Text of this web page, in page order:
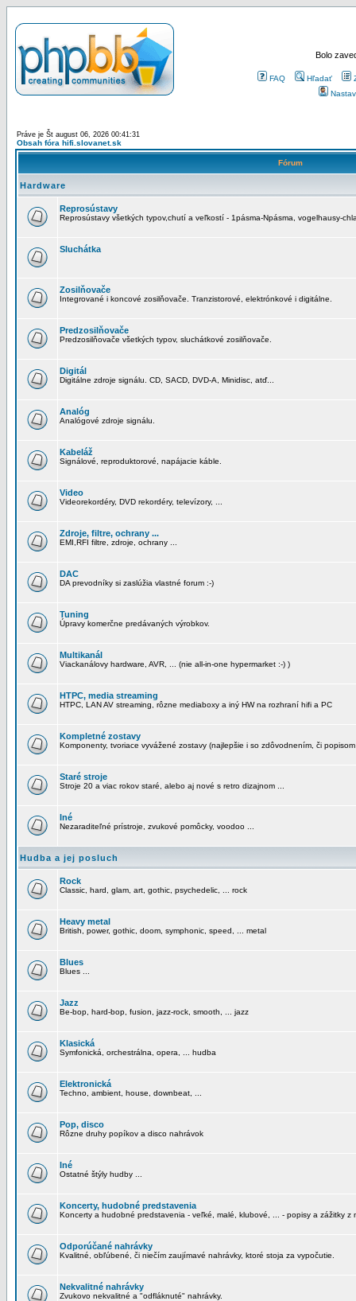
Bolo
FAQ Hľadať
Práve je Št august 06, 2026 00:41:31
Obsah fóra hifi.slovanet.sk
Fórum
Hardware
Reprosústavy
Reprosústavy všetkých typov,chutí a veľkostí - 1pásma-Npásma, vogelhausy-
Sluchátka
Zosilňovače
Integrované i koncové zosilňovače. Tranzistorové, elektrónkové i digitálne.
Predzosilňovače
Predzosilňovače všetkých typov, sluchátkové zosilňovače.
Digitál
Digitálne zdroje signálu. CD, SACD, DVD-A, Minidisc, atď...
Analóg
Analógové zdroje signálu.
Kabeláž
Signálové, reproduktorové, napájacie káble.
Video
Videorekordéry, DVD rekordéry, televízory, ...
Zdroje, filtre, ochrany ...
EMI,RFI filtre, zdroje, ochrany ...
DAC
DA prevodníky si zaslúžia vlastné forum :-)
Tuning
Úpravy komerčne predávaných výrobkov.
Multikanál
Viackanálovy hardware, AVR, ... (nie all-in-one hypermarket :-) )
HTPC, media streaming
HTPC, LAN AV streaming, rôzne mediaboxy a iný HW na rozhraní hifi a PC
Kompletné zostavy
Komponenty, tvoriace vyvážené zostavy (najlepšie i so zdôvodnením, či
Staré stroje
Stroje 20 a viac rokov staré, alebo aj nové s retro dizajnom ...
Iné
Nezaraditeľné prístroje, zvukové pomôcky, voodoo ...
Hudba a jej posluch
Rock
Classic, hard, glam, art, gothic, psychedelic, ... rock
Heavy metal
British, power, gothic, doom, symphonic, speed, ... metal
Blues
Blues ...
Jazz
Be-bop, hard-bop, fusion, jazz-rock, smooth, ... jazz
Klasická
Symfonická, orchestrálna, opera, ... hudba
Elektronická
Techno, ambient, house, downbeat, ...
Pop, disco
Rôzne druhy popíkov a disco nahrávok
Iné
Ostatné štýly hudby ...
Koncerty, hudobné predstavenia
Koncerty a hudobné predstavenia - veľké, malé, klubové, ... - popisy a zážitky z
Odporúčané nahrávky
Kvalitné, obľúbené, či niečím zaujímavé nahrávky, ktoré stoja za vypočutie.
Nekvalitné nahrávky
Zvukovo nekvalitné a "odfláknuté" nahrávky.